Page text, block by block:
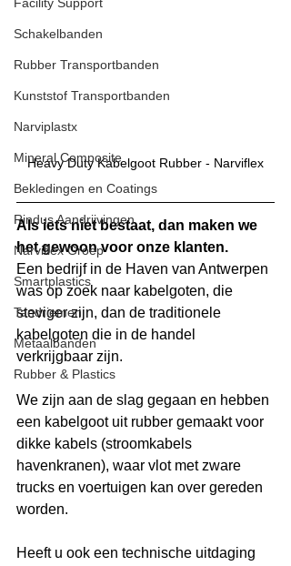
Schakelbanden
Rubber Transportbanden
Kunststof Transportbanden
Narviplastx
Mineral Composite
Bekledingen en Coatings
Rindus Aandrijvingen
Narviflex Groep
Smartplastics
Tandriemen
Metaalbanden
Rubber & Plastics
Heavy Duty Kabelgoot Rubber - Narviflex
Als iets niet bestaat, dan maken we
het gewoon voor onze klanten.
Een bedrijf in de Haven van Antwerpen
was op zoek naar kabelgoten, die
steviger zijn, dan de traditionele
kabelgoten die in de handel
verkrijgbaar zijn.
We zijn aan de slag gegaan en hebben
een kabelgoot uit rubber gemaakt voor
dikke kabels (stroomkabels
havenkranen), waar vlot met zware
trucks en voertuigen kan over gereden
worden.
Heeft u ook een technische uitdaging